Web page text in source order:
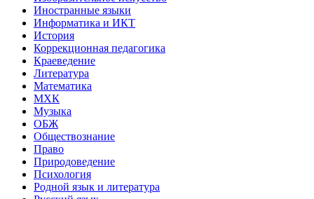
Иностранные языки
Информатика и ИКТ
История
Коррекционная педагогика
Краеведение
Литература
Математика
МХК
Музыка
ОБЖ
Обществознание
Право
Природоведение
Психология
Родной язык и литература